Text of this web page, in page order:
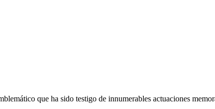
que ha sido testigo de innumerables actuaciones